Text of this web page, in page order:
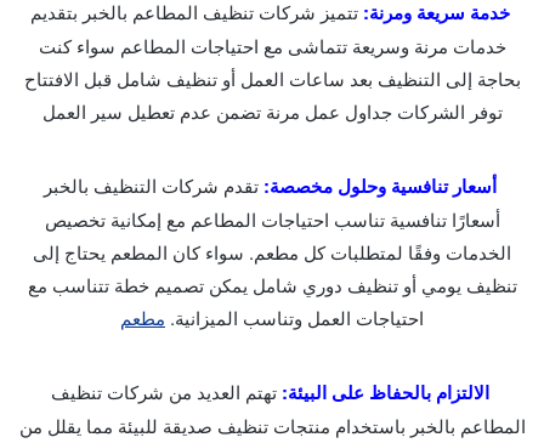
خدمة سريعة ومرنة: تتميز شركات تنظيف المطاعم بالخبر بتقديم
خدمات مرنة وسريعة تتماشى مع احتياجات المطاعم سواء كنت
بحاجة إلى التنظيف بعد ساعات العمل أو تنظيف شامل قبل الافتتاح
توفر الشركات جداول عمل مرنة تضمن عدم تعطيل سير العمل
أسعار تنافسية وحلول مخصصة: تقدم شركات التنظيف بالخبر
أسعارًا تنافسية تناسب احتياجات المطاعم مع إمكانية تخصيص
الخدمات وفقًا لمتطلبات كل مطعم. سواء كان المطعم يحتاج إلى
تنظيف يومي أو تنظيف دوري شامل يمكن تصميم خطة تتناسب مع
احتياجات العمل وتناسب الميزانية. مطعم
الالتزام بالحفاظ على البيئة: تهتم العديد من شركات تنظيف
المطاعم بالخبر باستخدام منتجات تنظيف صديقة للبيئة مما يقلل من